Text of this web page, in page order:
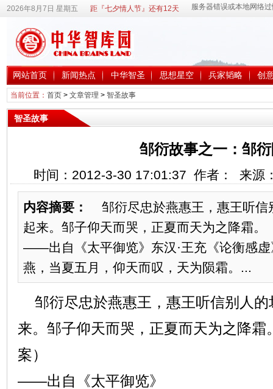
2026年8月7日 星期五 距『七夕情人节』还有12天
网站首页 新闻热点 中华智圣 思想星空 兵家韬略 创
当前位置： 首页> 文章管理 > 智圣故事
智圣故事
邹衍故事之一：邹
时间：2012-3-30 17:01:37 作者： 来源
内容摘要：
邹衍尽忠於燕惠王，惠王听信
起来。邹子仰天而哭，正夏而天为之降霜。
——出自《太平御览》东汉·王充《论衡感虚
燕，当夏五月，仰天而叹，天为陨霜。...
邹衍尽忠於燕惠王，惠王听信别人的
来。邹子仰天而哭，正夏而天为之降霜
案）
——出自《太平御览》